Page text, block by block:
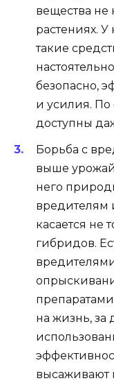
вещества не
растениях. У
такие
безопасно,
и усилия. По
доступны
Борьба с
выше
него
вредителям
касается не
гибридов.
на жизнь, за
высаживают